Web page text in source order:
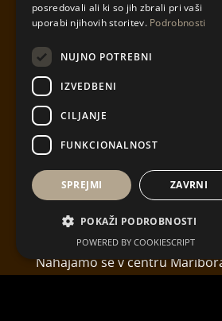
Ancora - pizzeria,
restavracija
Jurčičeva ulica 7, 2000 Maribor
ancora@sidro.si
Nahajamo se v centru
posredovali ali ki so jih zbrali pri vaši
uporabi njihovih storitev. Podrobnosti
NUJNO POTREBNI
IZVEDBENI
CILJANJE
FUNKCIONALNOST
SPREJMI ZAVRNI
POKAŽI PODROBNOSTI
POWERED BY COOKIESCRIPT